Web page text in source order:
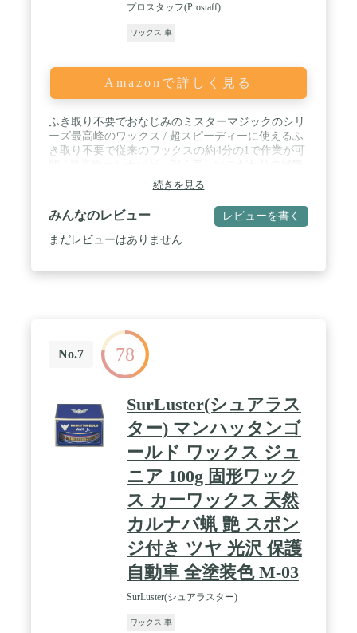
プロスタッフ(Prostaff)
ワックス 車
Amazonで詳しく見る
ふき取り不要でおなじみのミスターマジックのシリ
ーズ最高峰のワックス / 超スピーディーに使えるふ
き取り不要で従来のワックスの約4分の1で作業が可
を約束 / 撥水性へのこだわりHDGポリマーが防水効
果と耐久性のある強固な被膜を形成 / 内容量100g
続きを見る
みんなのレビュー レビューを書く
まだレビューはありません
No.7 78
SurLuster(シュアラス
ター) マンハッタンゴ
ールド ワックス ジュ
ニア 100g 固形ワック
ス カーワックス 天然
カルナバ蝋 艶 スポン
ジ付き ツヤ 光沢 保護
自動車 全塗装色 M-03
SurLuster(シュアラスター)
ワックス 車